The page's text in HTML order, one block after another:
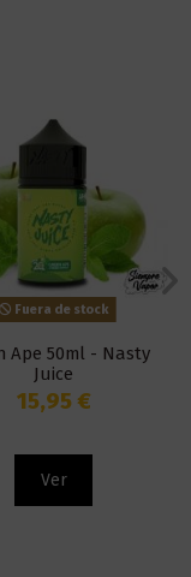
Fuera de stock
Ape 50ml - Nasty
Juice
15,95 €
Ver